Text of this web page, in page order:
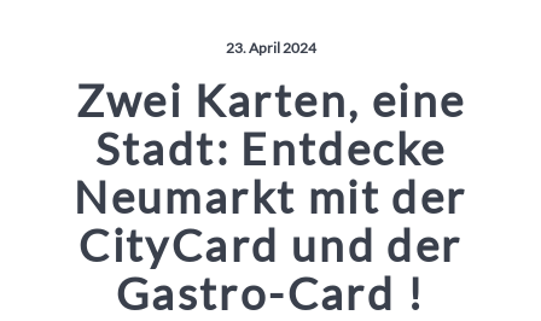
Veröffentlicht am:
23. April 2024
Zwei Karten, eine
Stadt: Entdecke
Neumarkt mit der
CityCard und der
Gastro-Card !